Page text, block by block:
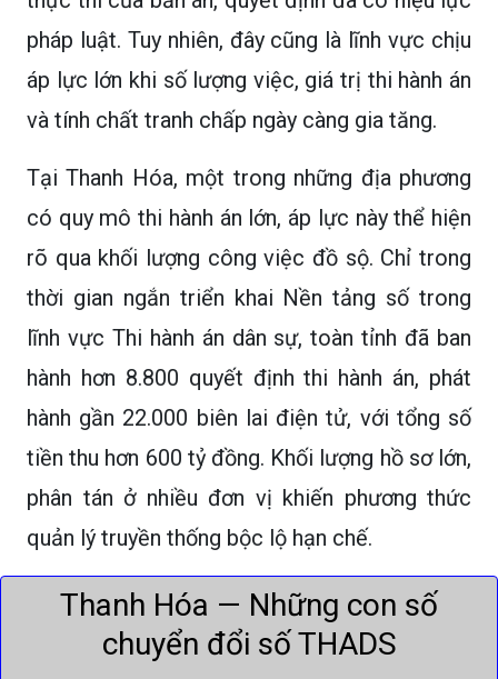
pháp luật. Tuy nhiên, đây cũng là lĩnh vực chịu
áp lực lớn khi số lượng việc, giá trị thi hành án
và tính chất tranh chấp ngày càng gia tăng.
Tại Thanh Hóa, một trong những địa phương
có quy mô thi hành án lớn, áp lực này thể hiện
rõ qua khối lượng công việc đồ sộ. Chỉ trong
thời gian ngắn triển khai Nền tảng số trong
lĩnh vực Thi hành án dân sự, toàn tỉnh đã ban
hành hơn 8.800 quyết định thi hành án, phát
hành gần 22.000 biên lai điện tử, với tổng số
tiền thu hơn 600 tỷ đồng. Khối lượng hồ sơ lớn,
phân tán ở nhiều đơn vị khiến phương thức
quản lý truyền thống bộc lộ hạn chế.
Thanh Hóa — Những con số
chuyển đổi số THADS